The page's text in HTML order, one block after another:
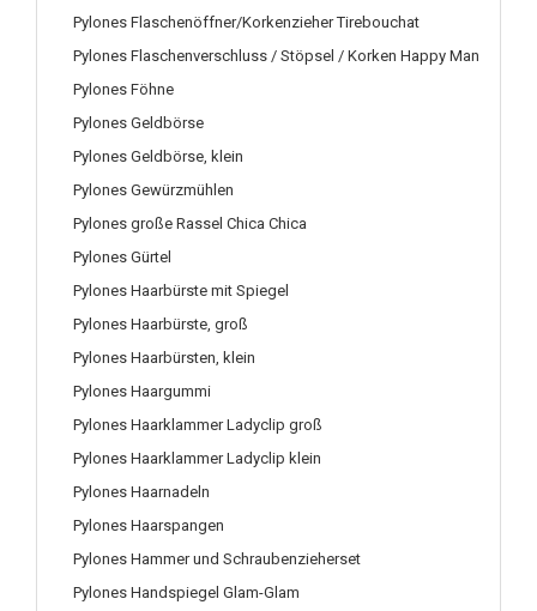
Pylones Flaschenöffner/Korkenzieher Tirebouchat
Pylones Flaschenverschluss / Stöpsel / Korken Happy Man
Pylones Föhne
Pylones Geldbörse
Pylones Geldbörse, klein
Pylones Gewürzmühlen
Pylones große Rassel Chica Chica
Pylones Gürtel
Pylones Haarbürste mit Spiegel
Pylones Haarbürste, groß
Pylones Haarbürsten, klein
Pylones Haargummi
Pylones Haarklammer Ladyclip groß
Pylones Haarklammer Ladyclip klein
Pylones Haarnadeln
Pylones Haarspangen
Pylones Hammer und Schraubenzieherset
Pylones Handspiegel Glam-Glam